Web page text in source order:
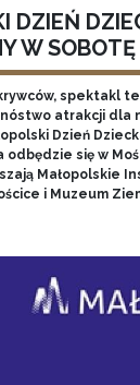
DZIEŃ
W
spektakl
atrakcji dla
Dzień
odbędzie się w
Małopolskie
i Muzeum